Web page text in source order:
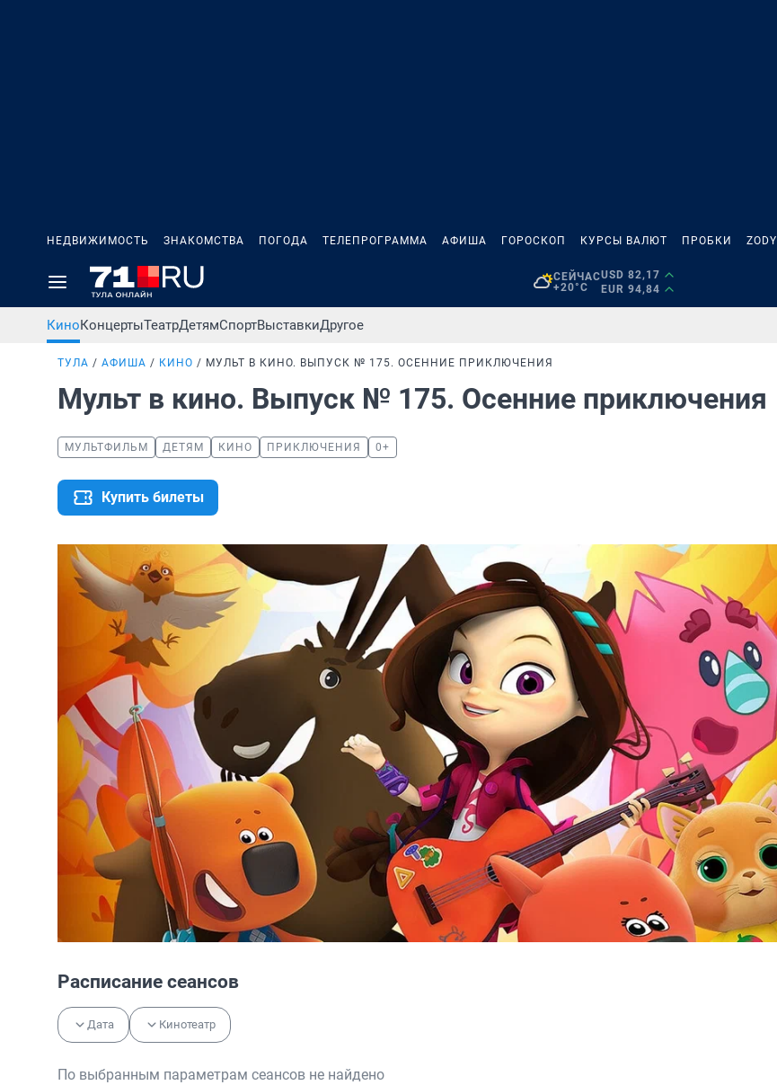
НЕДВИЖИМОСТЬ ЗНАКОМСТВА ПОГОДА ТЕЛЕПРОГРАММА АФИША ГОРОСКОП КУРСЫ ВАЛЮТ ПРОБКИ ZODY
СЕЙЧАС
+20°C
USD 82,17
EUR 94,84
КиноКонцертыТеатрДетямСпортВыставкиДругое
ТУЛА АФИША КИНО МУЛЬТ В КИНО. ВЫПУСК № 175. ОСЕННИЕ ПРИКЛЮЧЕНИЯ
Мульт в кино. Выпуск № 175. Осенние приключения
МУЛЬТФИЛЬМ ДЕТЯМ КИНО ПРИКЛЮЧЕНИЯ 0+
Купить билеты
Расписание сеансов
Дата Кинотеатр
По выбранным параметрам сеансов не найдено